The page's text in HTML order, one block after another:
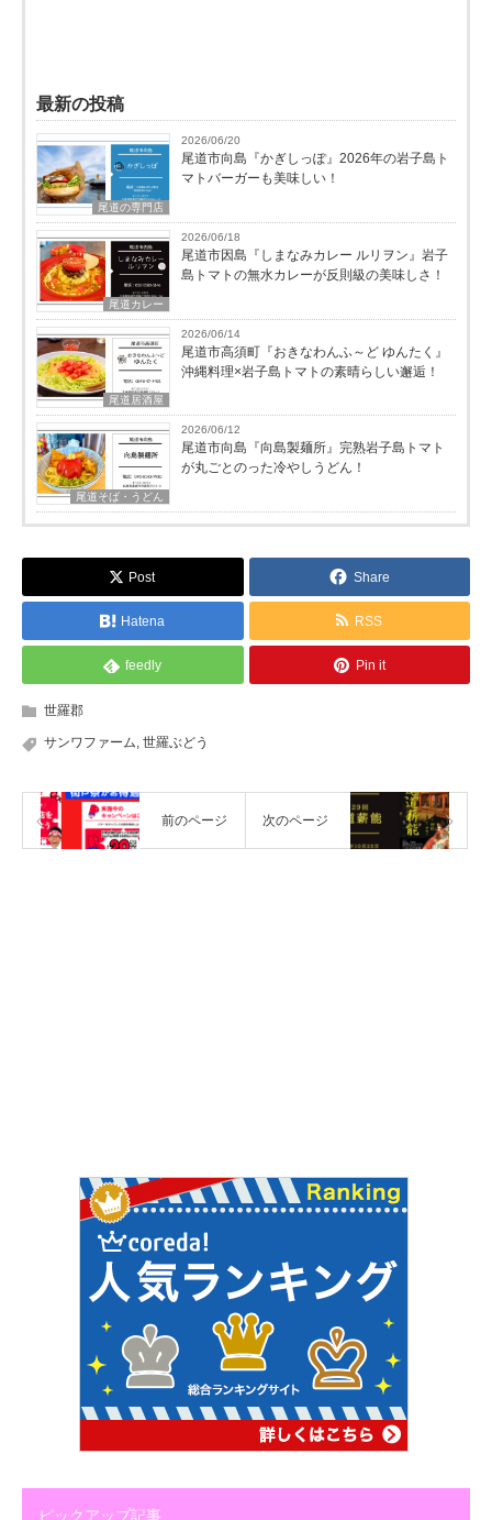
最新の投稿
尾道の専門店
2026/06/20
尾道市向島『かぎしっぽ』2026年の岩子島ト
マトバーガーも美味しい！
尾道カレー
2026/06/18
尾道市因島『しまなみカレー ルリヲン』岩子
島トマトの無水カレーが反則級の美味しさ！
尾道居酒屋
2026/06/14
尾道市高須町『おきなわんふ～ど ゆんたく』
沖縄料理×岩子島トマトの素晴らしい邂逅！
尾道そば・うどん
2026/06/12
尾道市向島『向島製麺所』完熟岩子島トマト
が丸ごとのった冷やしうどん！
Post Share
Hatena RSS
feedly Pin it
世羅郡
サンワファーム, 世羅ぶどう
前のページ 次のページ
ピックアップ記事